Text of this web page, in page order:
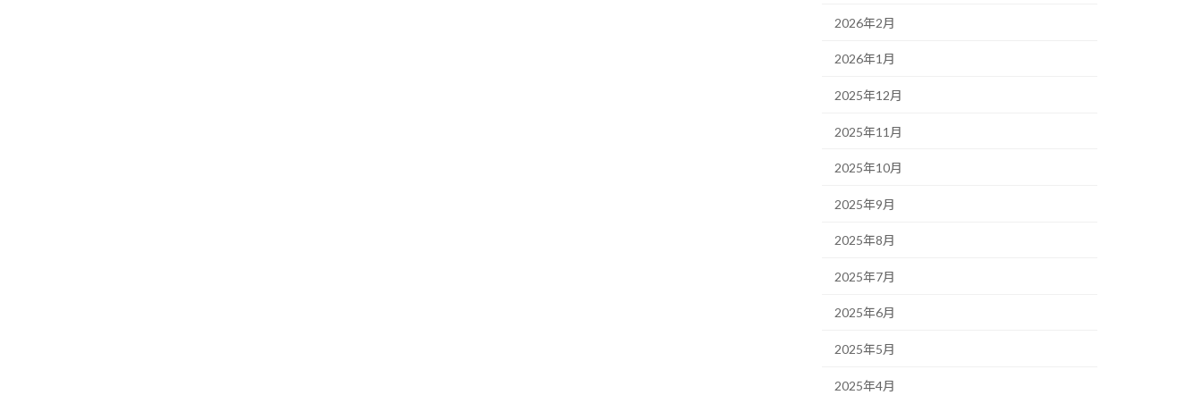
2026年2月
2026年1月
2025年12月
2025年11月
2025年10月
2025年9月
2025年8月
2025年7月
2025年6月
2025年5月
2025年4月